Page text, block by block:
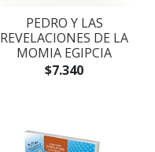
PEDRO Y LAS
REVELACIONES DE LA
MOMIA EGIPCIA
$7.340